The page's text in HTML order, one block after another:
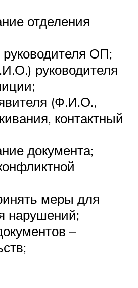
отделения
ОП;
руководителя
(Ф.И.О.,
контактный
документа;
меры для
нарушений;
–